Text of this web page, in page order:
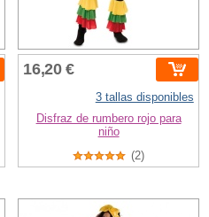
16,20 €
3 tallas disponibles
Disfraz de rumbero rojo para
niño
(2)